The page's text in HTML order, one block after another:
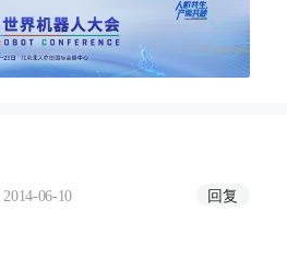
2014-06-10 回复